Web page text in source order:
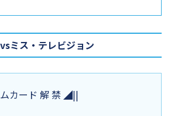
ミス・テレビジョン
カード 解 禁 ◢||